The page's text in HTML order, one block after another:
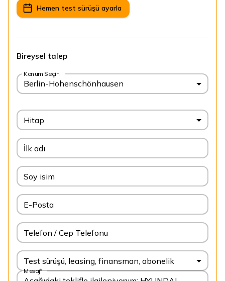
Hemen test sürüşü ayarla
Bireysel talep
Konum Seçin
Berlin-Hohenschönhausen
Hitap
İlk adı
Soy isim
E-Posta
Telefon / Cep Telefonu
Test sürüşü, leasing, finansman, abonelik
Mesaj*